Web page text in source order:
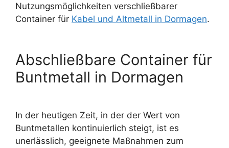
Nutzungsmöglichkeiten verschließbarer
Container für Kabel und Altmetall in Dormagen.
Abschließbare Container für
Buntmetall in Dormagen
In der heutigen Zeit, in der der Wert von
Buntmetallen kontinuierlich steigt, ist es
unerlässlich, geeignete Maßnahmen zum